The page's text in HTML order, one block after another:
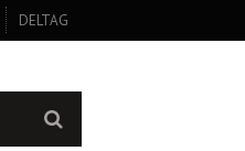
DELTAG